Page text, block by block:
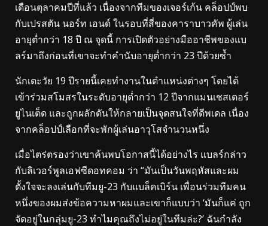
เดือนตุลาคมปีที่แล้ว เนื่องจากทีมของเจอร์เก้น คล็อปป์พบ
กับเปรสตัน นอร์ท เอนด์ ในรอบที่สี่ของคาราบาวคัพ ผู้เล่น
อายุต่ำกว่า 18 ปี ณ จุดนี้ การเปิดตัวอย่างมืออาชีพของแบ
ลร์มาถึงก่อนที่เขาจะทำคำนับอายุต่ำกว่า 23 ปีด้วยซ้ำ
นักเตะวัย 19 ปีรายนี้เคยทำงานในตำแหน่งต่างๆ โดยได้
เข้าร่วมสโมสรในระดับอายุต่ำกว่า 12 ปีจากแมนเชสเตอร์
ยูไนเต็ด และถูกผลักดันให้กลายเป็นจุดสนใจที่ดีพเดล เนื่อง
จากคล็อปป์เลือกที่จะพักผู้เล่นอาวุโสจำนวนหนึ่ง
เมื่อไตร่ตรองว่าเขาค้นพบโอกาสนี้ได้อย่างไร แบลร์กล่าว
กับลิเวอร์พูลเอฟซีดอทคอม ว่า “มันเป็นวันพฤหัสและผม
ตั้งใจจะลงเล่นกับทีมยู-23 กับแบล็คเบิร์น เพื่อนร่วมทีมคน
หนึ่งของผมส่งข้อความหาผมและเขาก็แบบว่า ‘มันก็แค่ ถูก
จัดอยู่ในกลุ่มยู-23 ทำไมคุณถึงไม่อยู่ในทีมล่ะ?’ ฉันกำลัง